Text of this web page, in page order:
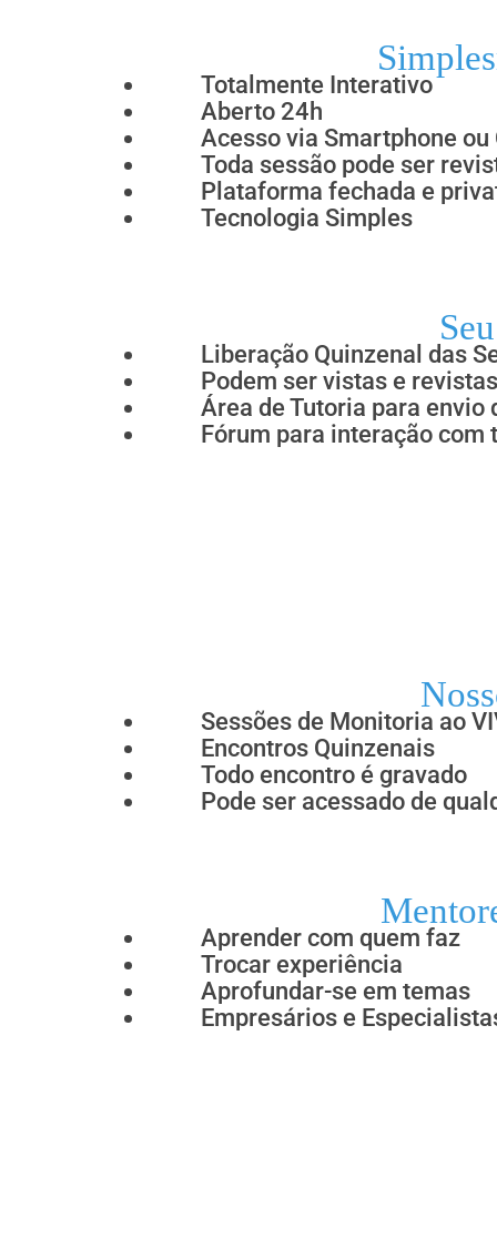
Totalmente Interativo
Aberto 24h
Acesso via Smartphone ou
Toda sessão pode ser
Plataforma fechada e
Tecnologia Simples
Liberação Quinzenal das
Podem ser vistas e revistas
Área de Tutoria para envio
Fórum para interação
Sessões de Monitoria ao
Encontros Quinzenais
Todo encontro é gravado
Pode ser acessado de
Aprender com quem faz
Trocar experiência
Aprofundar-se em temas
Empresários e